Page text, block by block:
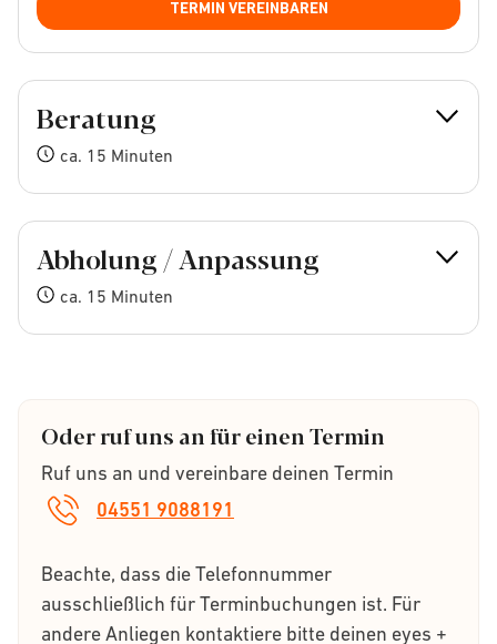
TERMIN VEREINBAREN
Beratung
ca. 15 Minuten
Abholung / Anpassung
ca. 15 Minuten
Oder ruf uns an für einen Termin
04551 9088191
Ruf uns an und vereinbare deinen Termin
Beachte, dass die Telefonnummer
ausschließlich für Terminbuchungen ist. Für
andere Anliegen kontaktiere bitte deinen eyes +